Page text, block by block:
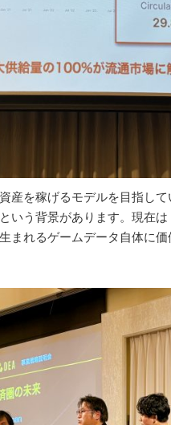
産を稼げるモデルを目指し
いう背景があります。現在
まれるゲームデータ自体に